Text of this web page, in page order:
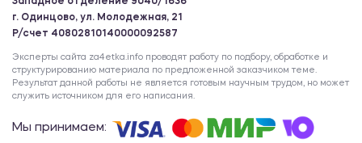
г. Одинцово, ул. Молодежная, 21
Р/счет 40802810140000092587
Эксперты сайта za4etka.info проводят работу по подбору, обработке и
структурированию материала по предложенной заказчиком теме.
Результат данной работы не является готовым научным трудом, но может
служить источником для его написания.
Мы принимаем: